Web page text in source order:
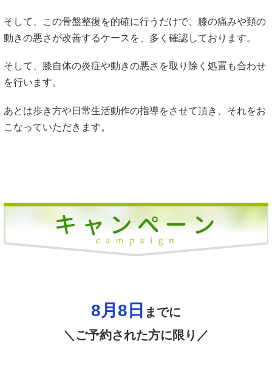
そして、この骨盤整復を的確に行うだけで、膝の痛みや頚の
動きの悪さが改善するケースを、多く確認しております。
そして、膝自体の炎症や動きの悪さを取り除く処置も合わせ
を行います。
あとは歩き方や日常生活動作の指導をさせて頂き、それをお
こなっていただきます。
8月8日 までに
＼ご予約された方に限り／